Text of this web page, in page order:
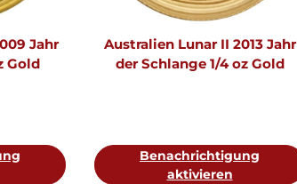
Jahr
Gold
Australien Lunar II 2013 Jahr
der Schlange 1/4 oz Gold
Benachrichtigung
aktivieren